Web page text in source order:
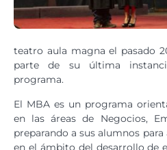
teatro aula magna el pasado
parte de su última
programa.
El MBA es un programa
en las áreas de Negocios,
preparando a sus alumnos
en el ámbito del desarrollo de